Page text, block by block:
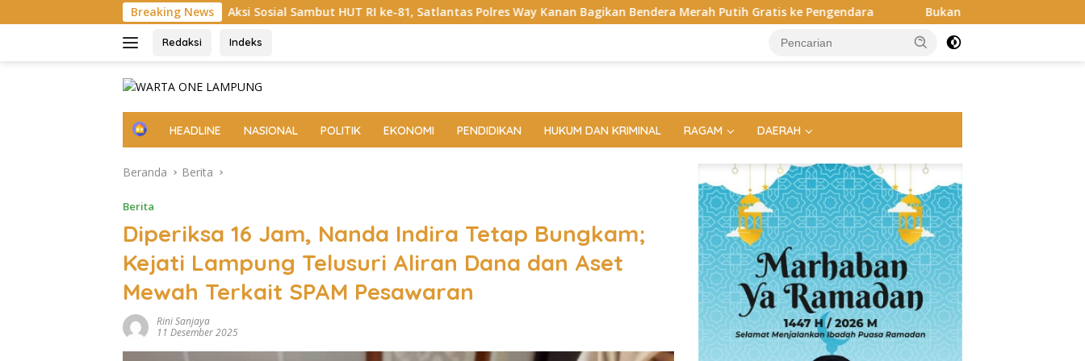
ke
Breaking News
Aksi Sosial Sambut HUT RI ke-81, Satlantas Polres Way Kanan Bagikan Bendera Merah Putih Gratis ke Pengendara Bukan di Bali, Ngaben Massal Balinuraga Memikat Turis
Redaksi Indeks
H
e
HEADLINE NASIONAL POLITIK EKONOMI PENDIDIKAN HUKUM DAN KRIMINAL RAGAM DAERAH
Beranda Berita
Berita
Diperiksa 16 Jam, Nanda Indira Tetap Bungkam;
Kejati Lampung Telusuri Aliran Dana dan Aset
Mewah Terkait SPAM Pesawaran
Rini Sanjaya
11 Desember 2025